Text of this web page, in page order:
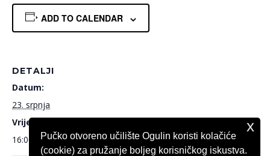
ADD TO CALENDAR
DETALJI
Datum:
23. srpnja
Vrijeme:
16:00 - 21:00Pučko otvoreno učilište Ogulin koristi kolačiće
(cookie) za pružanje boljeg korisničkog iskustva.
x